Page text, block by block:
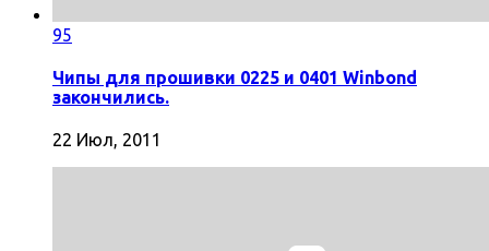
95
Чипы для прошивки 0225 и 0401 Winbond
закончились.
22 Июл, 2011